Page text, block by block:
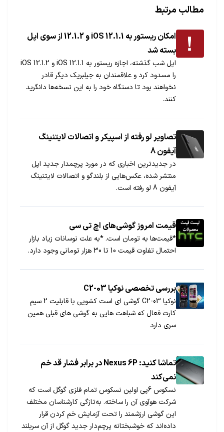
مطالب مرتبط
امکان ریستور به iOS 12.1.1 و 12.1.2 از سوی اپل
بسته شد
اپل شب گذشته، اجازه ریستور به iOS 12.1.1 و iOS 12.1.2
را مسدود کرد و علاقمندان به جیلبریک دیگر قادر
نخواهند بود تا دستگاه خود را به این نسخه‌ها دانگرید
کنند.
تصاویر لو رفته از اسپیکر و اتصالات لایتنینگ
آیفون 8
در جدیدترین اخباری که در مورد پرچمدار جدید اپل
منتشر شده، عکس‌هایی از بلندگو و اتصالات لایتنینگ
آیفون 8 لو رفته است.
قیمت امروز گوشی‌های اچ تی سی
*قیمت‌ها به تومان است. *به علت نوسانات زیاد بازار
احتمال تفاوت قیمت 10 تا 30 هزار تومانی وجود دارد.
بررسی تخصصی نوکیا C2-03
نوکیا C2-03 گوشی ای است کشویی با قابلیت 2 سیم
کارت فعال که شباهت هایی به گوشی های قبلی همین
سری دارد
تماشا کنید: Nexus 6P در برابر فشار قد خم
نمی‌کند
نسکوس 6پی اولین نسکوس تمام فلزی گوگل است که
شرکت هوآوی آن را ساخته. به‌تازگی کارشناسان مختلف
این گوشی ارزشمند را تحت آزمایش خم کردن قرار
داده‌اند که خوشبختانه پرچم‌دار جدید گوگل از آن سربلند